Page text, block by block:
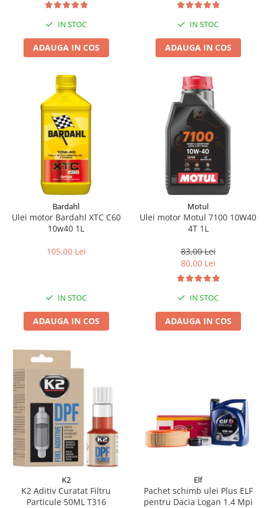
IN STOC
ADAUGA IN COS
IN STOC
ADAUGA IN COS
Bardahl
Ulei motor Bardahl XTC C60
10w40 1L
105,00 Lei
IN STOC
ADAUGA IN COS
Motul
Ulei motor Motul 7100 10W40
4T 1L
83,00 Lei
80,00 Lei
IN STOC
ADAUGA IN COS
K2
K2 Aditiv Curatat Filtru
Particule 50ML T316
Elf
Pachet schimb ulei Plus ELF
pentru Dacia Logan 1.4 Mpi